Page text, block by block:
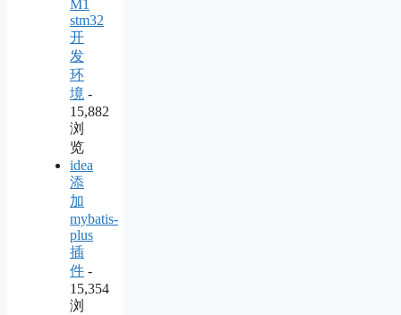
M1
stm32
开
发
环
境 -
15,882
浏
览
idea
添
加
mybatis-
plus
插
件 -
15,354
浏